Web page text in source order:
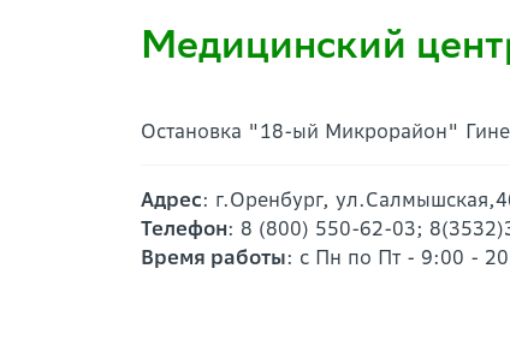
Медицинский
Остановка "18-ый Микрорайон"
Адрес: г.Оренбург,
Телефон: 8 (800) 550-62-03;
Время работы: с Пн по Пт - 9:00 -